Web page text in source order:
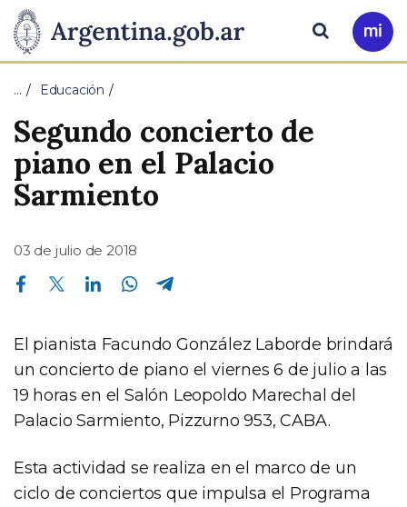
Presidencia
de
la
Nación
Pasar al contenido principal
Ir
a
Buscar
… Educación
Segundo concierto de
piano en el Palacio
Sarmiento
03 de julio de 2018
Compartir en Facebook Compartir en Twitter Compartir en Linkedin Compartir en Whatsapp
El pianista Facundo González Laborde brindará
un concierto de piano el viernes 6 de julio a las
19 horas en el Salón Leopoldo Marechal del
Palacio Sarmiento, Pizzurno 953, CABA.
Esta actividad se realiza en el marco de un
ciclo de conciertos que impulsa el Programa